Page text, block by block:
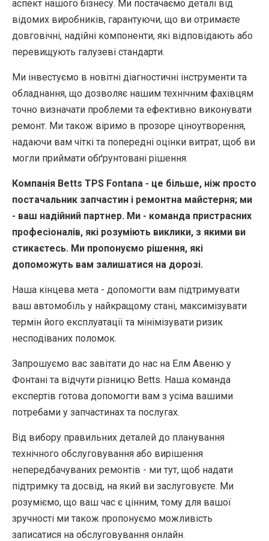
аспект нашого бізнесу. Ми постачаємо деталі від
відомих виробників, гарантуючи, що ви отримаєте
довговічні, надійні компоненти, які відповідають або
перевищують галузеві стандарти.
Ми інвестуємо в новітні діагностичні інструменти та
обладнання, що дозволяє нашим технічним фахівцям
точно визначати проблеми та ефективно виконувати
ремонт. Ми також віримо в прозоре ціноутворення,
надаючи вам чіткі та попередні оцінки витрат, щоб ви
могли приймати обґрунтовані рішення.
Компанія Betts TPS Fontana - це більше, ніж просто
постачальник запчастин і ремонтна майстерня; ми
- ваш надійний партнер. Ми - команда пристрасних
професіоналів, які розуміють виклики, з якими ви
стикаєтесь. Ми пропонуємо рішення, які
допоможуть вам залишатися на дорозі.
Наша кінцева мета - допомогти вам підтримувати
ваш автомобіль у найкращому стані, максимізувати
термін його експлуатації та мінімізувати ризик
несподіваних поломок.
Запрошуємо вас завітати до нас на Елм Авеню у
Фонтані та відчути різницю Betts. Наша команда
експертів готова допомогти вам з усіма вашими
потребами у запчастинах та послугах.
Від вибору правильних деталей до планування
технічного обслуговування або вирішення
непередбачуваних ремонтів - ми тут, щоб надати
підтримку та досвід, на який ви заслуговуєте. Ми
розуміємо, що ваш час є цінним, тому для вашої
зручності ми також пропонуємо можливість
записатися на обслуговування онлайн.